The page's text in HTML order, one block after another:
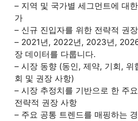
– 지역 및 국가별 세그먼트에 대
가
– 신규 진입자를 위한 전략적 권
– 2021년, 2022년, 2023년,
장 데이터를 다룹니다.
– 시장 동향 (동인, 제약, 기회, 위
회 및 권장 사항)
– 시장 추정치를 기반으로 한 주
전략적 권장 사항
– 주요 공통 트렌드를 매핑하는